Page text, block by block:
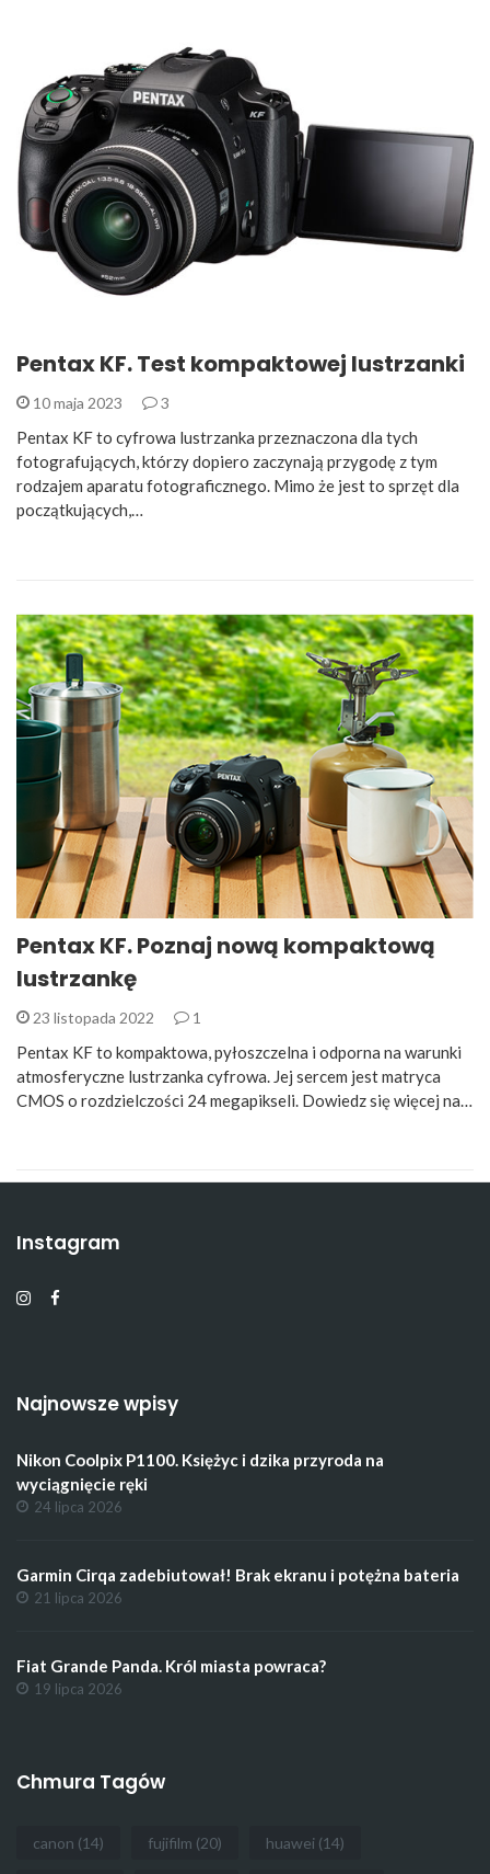
Pentax KF. Test kompaktowej lustrzanki
10 maja 2023 3
Pentax KF to cyfrowa lustrzanka przeznaczona dla tych
fotografujących, którzy dopiero zaczynają przygodę z tym
rodzajem aparatu fotograficznego. Mimo że jest to sprzęt dla
początkujących,…
Pentax KF. Poznaj nową kompaktową
lustrzankę
23 listopada 2022 1
Pentax KF to kompaktowa, pyłoszczelna i odporna na warunki
atmosferyczne lustrzanka cyfrowa. Jej sercem jest matryca
CMOS o rozdzielczości 24 megapikseli. Dowiedz się więcej na…
Instagram
Najnowsze wpisy
Nikon Coolpix P1100. Księżyc i dzika przyroda na
wyciągnięcie ręki
24 lipca 2026
Garmin Cirqa zadebiutował! Brak ekranu i potężna bateria
21 lipca 2026
Fiat Grande Panda. Król miasta powraca?
19 lipca 2026
Chmura Tagów
canon (14) fujifilm (20) huawei (14)